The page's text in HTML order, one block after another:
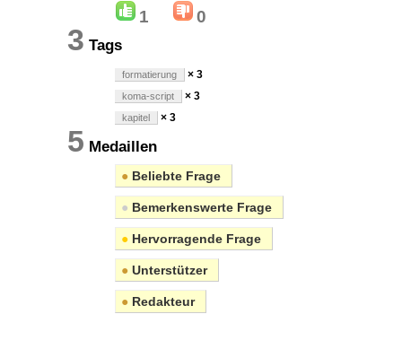
1 0
3 Tags
formatierung × 3
koma-script × 3
kapitel × 3
5 Medaillen
● Beliebte Frage
● Bemerkenswerte Frage
● Hervorragende Frage
● Unterstützer
● Redakteur